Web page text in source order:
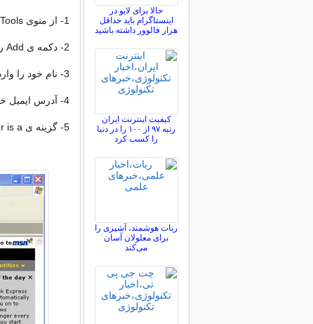
1- از منوی Tools گزینه ی account را انتخاب کنید.
2- دکمه ی Add را بزنید و گزینه ی Mail را انتخاب کنید.
3- نام خود را وارد کنید و Next را بزنید.
4- آدرس ایمیل خود را وارد کنید و Next کنید.
5- گزینه ی My Incoming Mail Server is a را روی Pop3 قرار دهید.
حالا برای لایو در
اینستاگرام باید حداقل
هزار فالوور داشته باشید
کیفیت اینترنت ایران
رتبه ۹۷ از ۱۰۰ را در دنیا
را کسب کرد
ربات هوشمند، آشپزی را
برای معلولان آسان
می‌کند